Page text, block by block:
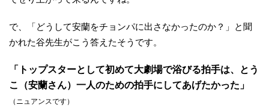
で、「どうして安蘭をチョンパに出さなかったのか？」と聞
かれた谷先生がこう答えたそうです。
「トップスターとして初めて大劇場で浴びる拍手は、とう
こ（安蘭さん）一人のための拍手にしてあげたかった」
（ニュアンスです）